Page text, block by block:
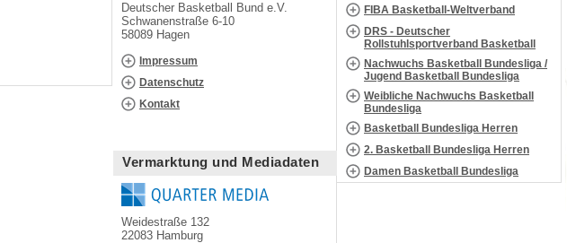
Deutscher Basketball Bund e.V.
Schwanenstraße 6-10
58089 Hagen
Impressum
Datenschutz
Kontakt
Vermarktung und Mediadaten
Weidestraße 132
22083 Hamburg
FIBA Basketball-Weltverband
DRS - Deutscher
Rollstuhlsportverband Basketball
Nachwuchs Basketball Bundesliga /
Jugend Basketball Bundesliga
Weibliche Nachwuchs Basketball
Bundesliga
Basketball Bundesliga Herren
2. Basketball Bundesliga Herren
Damen Basketball Bundesliga